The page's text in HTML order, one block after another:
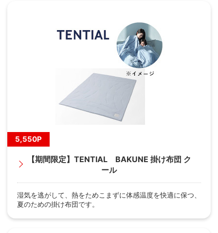
5,550P
【期間限定】TENTIAL BAKUNE 掛け布団 ク
ール
湿気を逃がして、熱をためこまずに体感温度を快適に保つ、
夏のための掛け布団です。